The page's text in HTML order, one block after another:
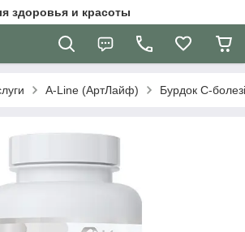
здоровья и красоты
A-Line (АртЛайф) Бурдок С-